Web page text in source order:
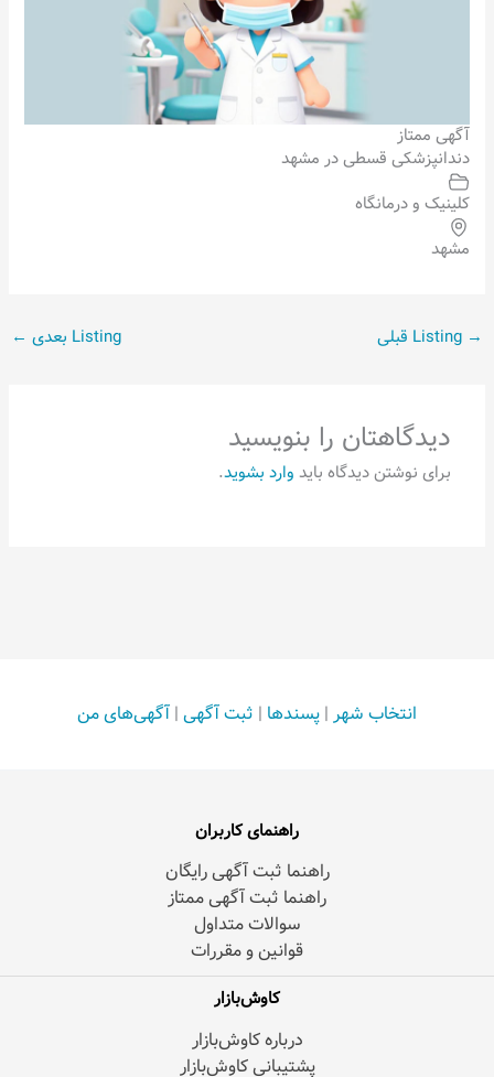
آگهی ممتاز
دندانپزشکی قسطی در مشهد
کلینیک و درمانگاه
مشهد
→ Listing بعدی ←
دیدگاهتان را بنویسید
برای نوشتن دیدگاه باید وارد بشوید.
انتخاب شهر | پسندها | ثبت آگهی | آگهی‌های من
راهنمای کاربران
راهنما ثبت آگهی رایگان
راهنما ثبت آگهی ممتاز
سوالات متداول
قوانین و مقررات
کاوش‌بازار
درباره کاوش‌بازار
پشتیبانی کاوش‌بازار